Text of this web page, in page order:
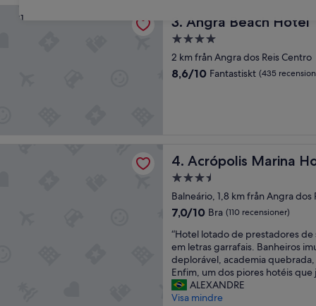
31
o
m
a
n
n
e
n
t
o
c
a
t
o
3. Angra Beach Hotel
Angra Beach Hotel
4.0-
stjärnigt
boende
2 km från Angra dos Reis Centro
8.6
8,6/10 Fantastiskt (435
Hotel
4. Acrópolis Marina
Acrópolis Marina Hotel
3.5-
stjärnigt
boende
Balneário, 1,8 km från Angra dos
7.0
10,
Bra,
(110 recensioner)
7,0/10 Bra (110 recensioner)
“
H
o
t
e
l
“Hotel lotado de prestadores de
em letras garrafais. Banheiros
deplorável, academia quebrada,
Enfim, um dos piores hotéis que
ALEXANDRE
Visa mindre